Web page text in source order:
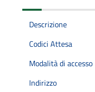
Descrizione
Codici Attesa
Modalità di accesso
Indirizzo